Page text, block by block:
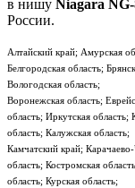
в нишу Niagara
России.
Алтайский край; Амурская
Белгородская область;
Вологодская область;
Воронежская область;
область; Иркутская область;
область; Калужская область;
Камчатский край;
область; Костромская
область; Курская область;